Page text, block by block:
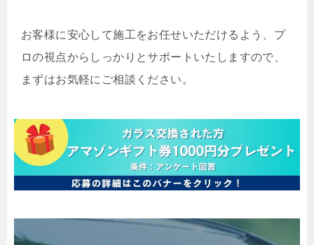
お客様に安心して施工をお任せいただけるよう、プ
ロの視点からしっかりとサポートいたしますので、
まずはお気軽にご相談ください。